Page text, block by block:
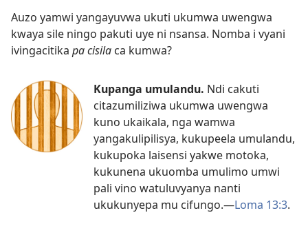
Auzo yamwi yangayuvwa ukuti ukumwa uwengwa
kwaya sile ningo pakuti uye ni nsansa. Nomba i vyani
ivingacitika pa cisila ca kumwa?
Kupanga umulandu. Ndi cakuti
citazumiliziwa ukumwa uwengwa
kuno ukaikala, nga wamwa
yangakulipilisya, kukupeela umulandu,
kukupoka laisensi yakwe motoka,
kukunena ukuomba umulimo umwi
pali vino watuluvyanya nanti
ukukunyepa mu cifungo.—Loma 13:3.